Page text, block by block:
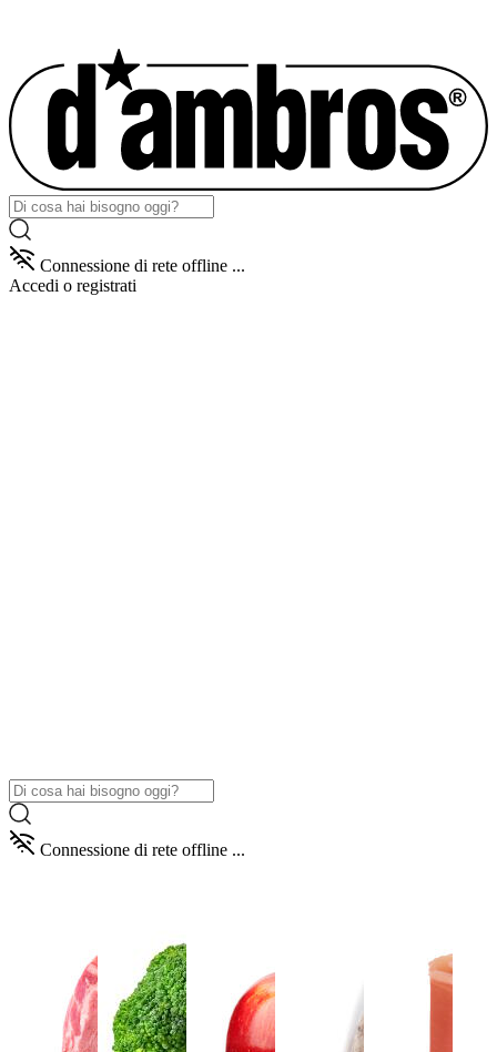
Connessione di rete offline ...
Accedi o registrati
Connessione di rete offline ...